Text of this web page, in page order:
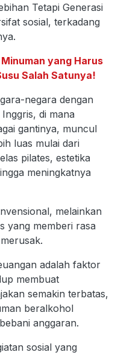
Tetapi Generasi
sosial, terkadang
yang Harus
Salah Satunya!
negara dengan
di mana
gantinya, muncul
luas mulai dari
pilates, estetika
meningkatnya
melainkan
yang memberi rasa
adalah faktor
membuat
semakin terbatas,
beralkohol
anggaran.
sosial yang